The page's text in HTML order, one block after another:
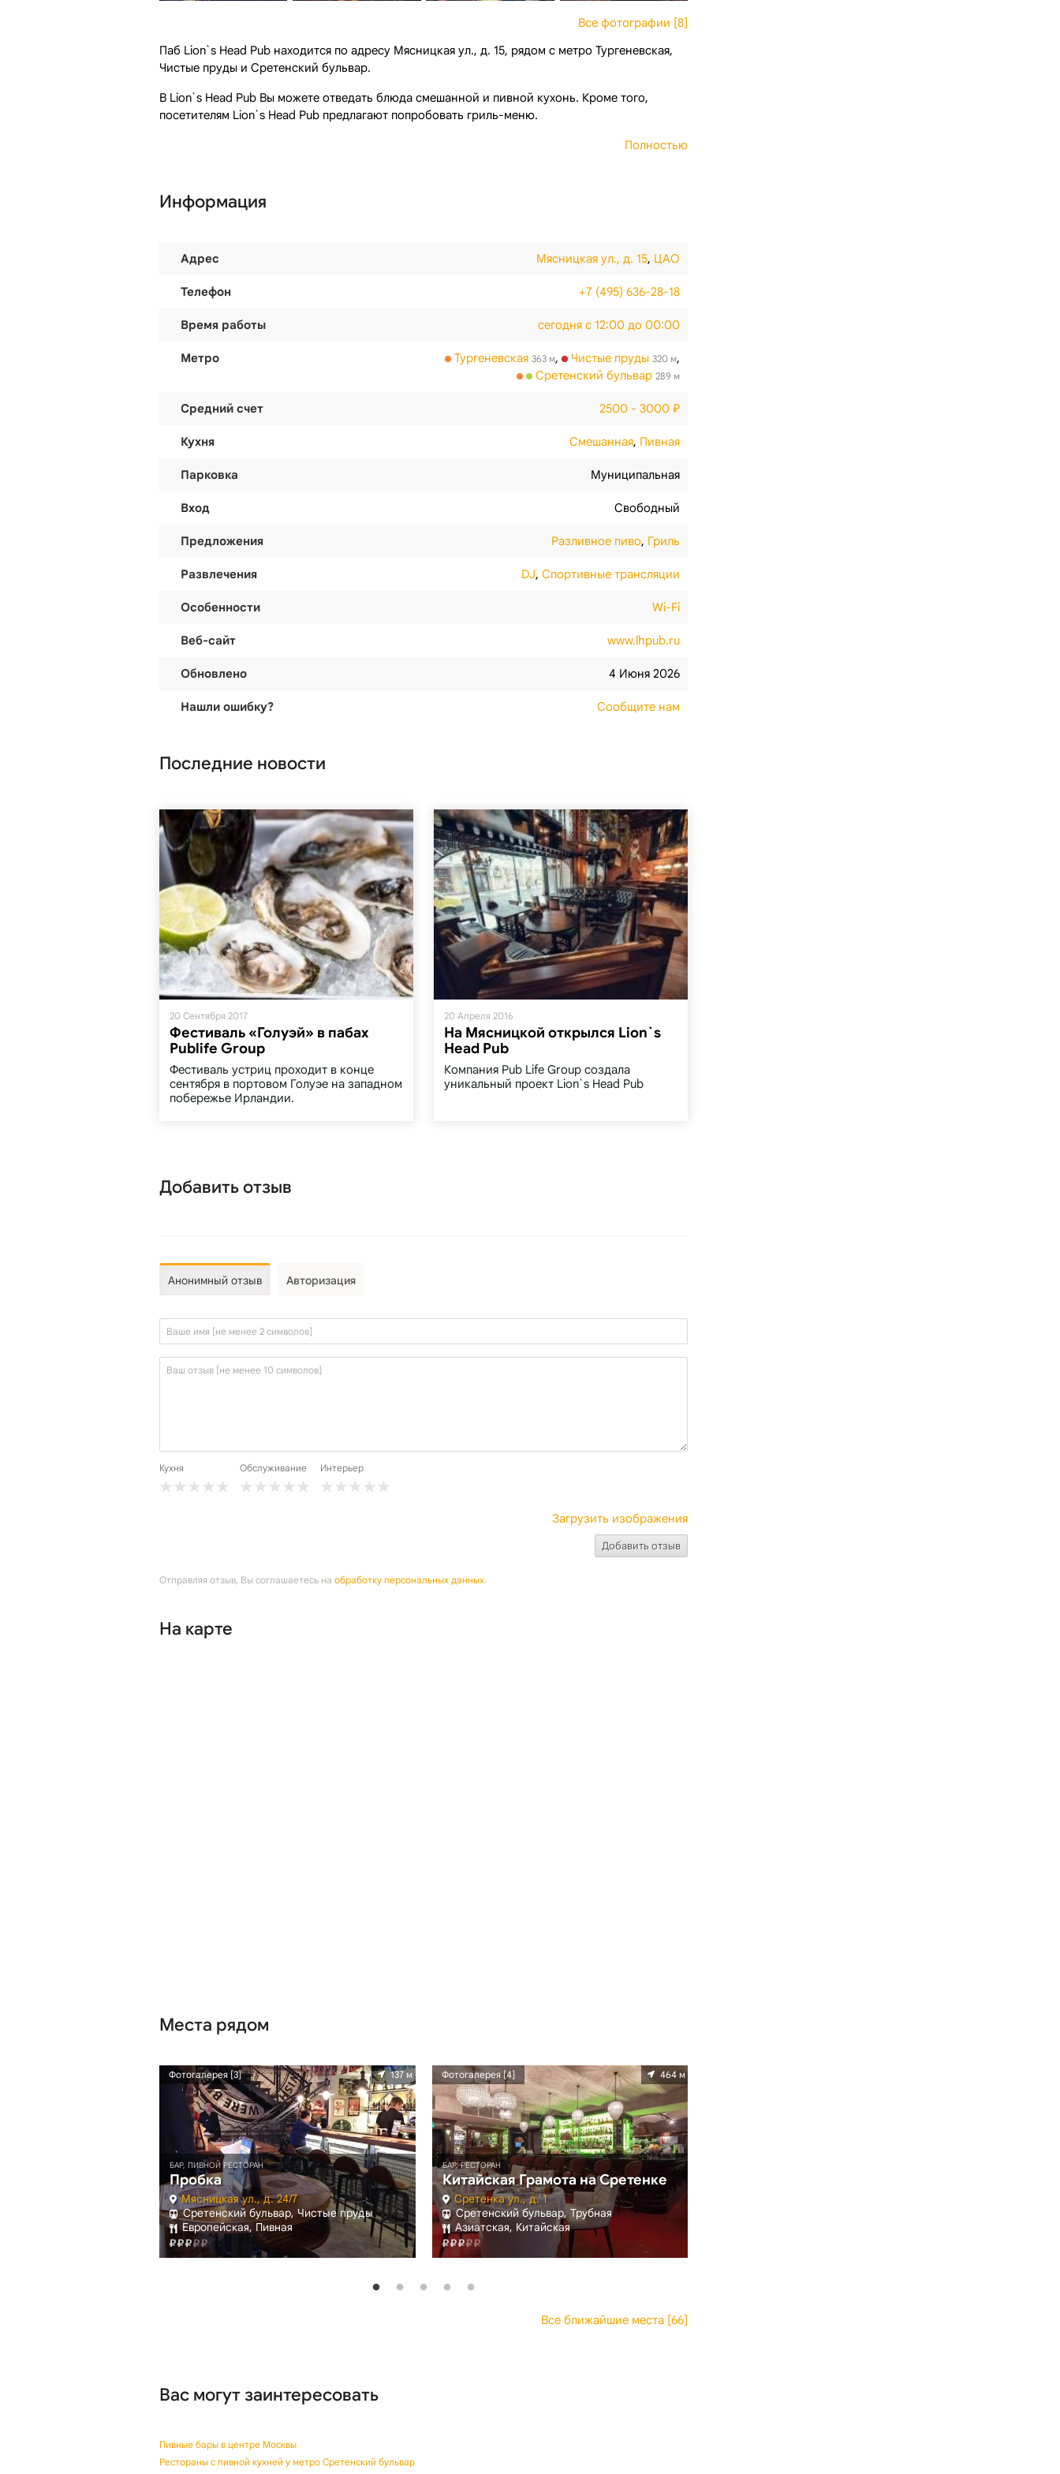
Все фотографии [8]
Паб Lion`s Head Pub находится по адресу Мясницкая ул., д. 15, рядом с метро Тургеневская,
Чистые пруды и Сретенский бульвар.
В Lion`s Head Pub Вы можете отведать блюда смешанной и пивной кухонь. Кроме того,
посетителям Lion`s Head Pub предлагают попробовать гриль-меню.
Полностью
Информация
Адрес Мясницкая ул., д. 15, ЦАО
Телефон +7 (495) 636-28-18
Время работы сегодня с 12:00 до 00:00
Метро Тургеневская 363 м, Чистые пруды 320 м,
Сретенский бульвар 289 м
Средний счет 2500 - 3000 ₽
Кухня Смешанная, Пивная
Парковка Муниципальная
Вход Свободный
Предложения Разливное пиво, Гриль
Развлечения DJ, Спортивные трансляции
Особенности Wi-Fi
Веб-сайт www.lhpub.ru
Обновлено 4 Июня 2026
Нашли ошибку? Сообщите нам
Последние новости
20 Сентября 2017
Фестиваль «Голуэй» в пабах
Publife Group
Фестиваль устриц проходит в конце
сентября в портовом Голуэе на западном
побережье Ирландии.
20 Апреля 2016
На Мясницкой открылся Lion`s
Head Pub
Компания Pub Life Group создала
уникальный проект Lion`s Head Pub
Добавить отзыв
Анонимный отзыв Авторизация
Кухня Обслуживание Интерьер
Загрузить изображения
Отправляя отзыв, Вы соглашаетесь на обработку персональных данных.
На карте
Места рядом
Фотогалерея [3] 137 м
БАР, ПИВНОЙ РЕСТОРАН
Пробка
Мясницкая ул., д. 24/7
Сретенский бульвар, Чистые пруды
Европейская, Пивная
Фотогалерея [4] 464 м
БАР, РЕСТОРАН
Китайская Грамота на Сретенке
Сретенка ул., д. 1
Сретенский бульвар, Трубная
Азиатская, Китайская
Все ближайшие места [66]
Вас могут заинтересовать
Пивные бары в центре Москвы
Рестораны с пивной кухней у метро Сретенский бульвар